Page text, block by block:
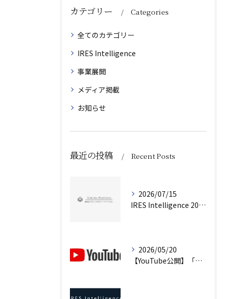
カテゴリー Categories
全てのカテゴリー
IRES Intelligence
事業展開
メディア掲載
お知らせ
最近の投稿 Recent Posts
2026/07/15
IRES Intelligence 2026 Q2（第2号）を公開しました
2026/05/20
【YouTube公開】「不動産は『資産』ではない」｜企業不動産を経営判断で考えるCRE戦略